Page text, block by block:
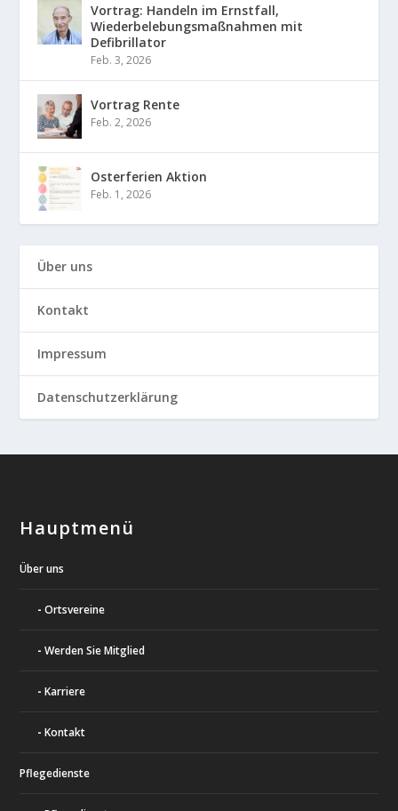
Vortrag: Handeln im Ernstfall,
Wiederbelebungsmaßnahmen mit
Defibrillator
Feb. 3, 2026
Vortrag Rente
Feb. 2, 2026
Osterferien Aktion
Feb. 1, 2026
Über uns
Kontakt
Impressum
Datenschutzerklärung
Hauptmenü
Über uns
Ortsvereine
Werden Sie Mitglied
Karriere
Kontakt
Pflegedienste